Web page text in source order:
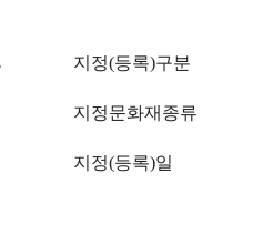
지정(등록)구분
지정문화재종류
지정(등록)일